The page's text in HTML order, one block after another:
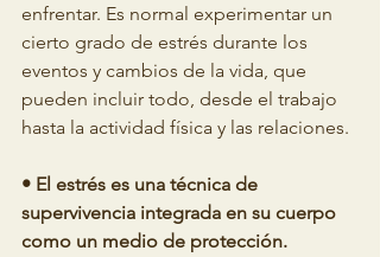
enfrentar. Es normal experimentar un
cierto grado de estrés durante los
eventos y cambios de la vida, que
pueden incluir todo, desde el trabajo
hasta la actividad física y las relaciones.
• El estrés es una técnica de
supervivencia integrada en su cuerpo
como un medio de protección.